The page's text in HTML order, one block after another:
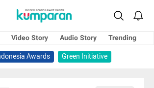
Video Story Audio Story
Trending
Awards
Green Initiative